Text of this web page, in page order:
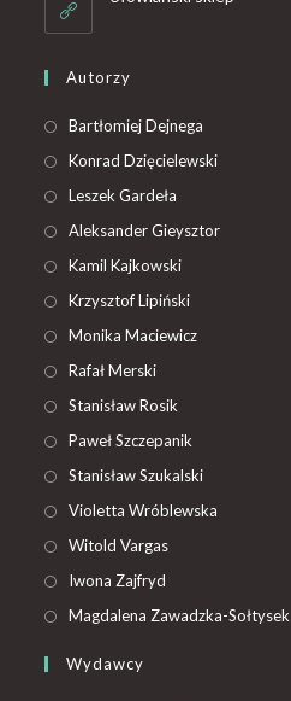
Autorzy
Bartłomiej Dejnega
Konrad Dzięcielewski
Leszek Gardeła
Aleksander Gieysztor
Kamil Kajkowski
Krzysztof Lipiński
Monika Maciewicz
Rafał Merski
Stanisław Rosik
Paweł Szczepanik
Stanisław Szukalski
Violetta Wróblewska
Witold Vargas
Iwona Zajfryd
Magdalena Zawadzka-Sołtysek
Wydawcy